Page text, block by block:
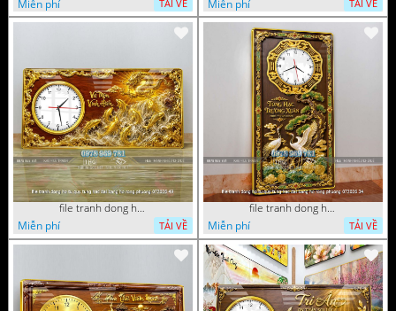
Miễn phí TẢI VỀ Miễn phí TẢI VỀ
file tranh dong ho tu quy tung hac dai bang ho rong phuong 072026 49
Miễn phí
TẢI VỀ
file tranh dong ho tu quy tung hac dai bang ho rong phuong 072026 34
Miễn phí
TẢI VỀ